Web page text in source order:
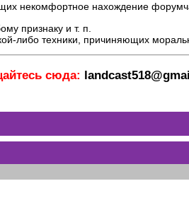
некомфортное нахождение
признаку и т. п.
либо техники, причиняющих
сюда: